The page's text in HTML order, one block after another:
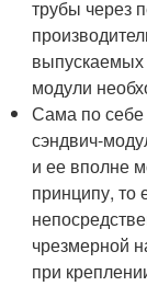
трубы через
модули
Сама по
сэндвич-
и ее вполне
принципу, то
чрезмерной
при